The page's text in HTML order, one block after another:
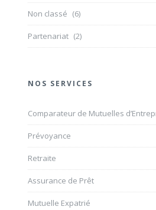
Non classé (6)
Partenariat (2)
NOS SERVICES
Comparateur de Mutuelles
Prévoyance
Retraite
Assurance de Prêt
Mutuelle Expatrié